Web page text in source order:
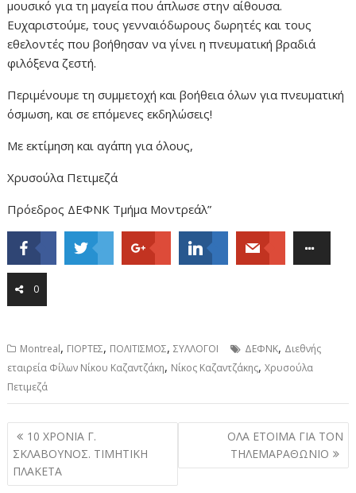
μουσικό για τη μαγεία που άπλωσε στην αίθουσα.
Ευχαριστούμε, τους γενναιόδωρους δωρητές και τους
εθελοντές που βοήθησαν να γίνει η πνευματική βραδιά
φιλόξενα ζεστή.
Περιμένουμε τη συμμετοχή και βοήθεια όλων για πνευματική
όσμωση, και σε επόμενες εκδηλώσεις!
Με εκτίμηση και αγάπη για όλους,
Χρυσούλα Πετιμεζά
Πρόεδρος ΔΕΦΝΚ Τμήμα Μοντρεάλ”
0
Montreal, ΓΙΟΡΤΕΣ, ΠΟΛΙΤΙΣΜΟΣ,ΣΥΛΛΟΓΟΙ ΔΕΦΝΚ, Διεθνής
εταιρεία Φίλων Νίκου Καζαντζάκη, Νίκος Καζαντζάκης,Χρυσούλα
Πετιμεζά
Post
navigation
10 ΧΡΟΝΙΑ Γ.
ΣΚΛΑΒΟΥΝΟΣ. ΤΙΜΗΤΙΚΗ
ΠΛΑΚΕΤΑ
ΟΛΑ ΕΤΟΙΜΑ ΓΙΑ ΤΟΝ
ΤΗΛΕΜΑΡΑΘΩΝΙΟ